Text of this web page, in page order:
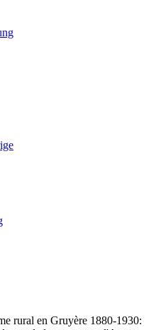
rural en Gruyère 1880-1930: